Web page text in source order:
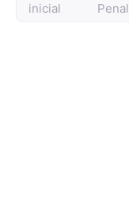
inicial
Penal